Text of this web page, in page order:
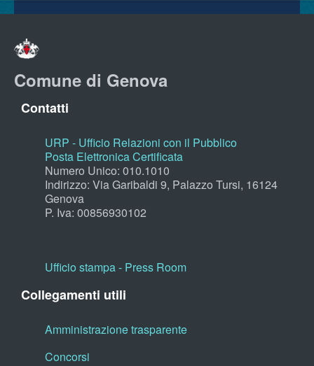
Comune di Genova
Contatti
URP - Ufficio Relazioni con il Pubblico
Posta Elettronica Certificata
Numero Unico: 010.1010
Indirizzo: Via Garibaldi 9, Palazzo Tursi, 16124
Genova
P. Iva: 00856930102
Ufficio stampa - Press Room
Collegamenti utili
Amministrazione trasparente
Concorsi